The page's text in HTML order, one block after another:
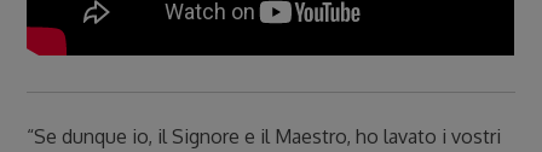
“Se dunque io, il Signore e il Maestro, ho lavato i vostri